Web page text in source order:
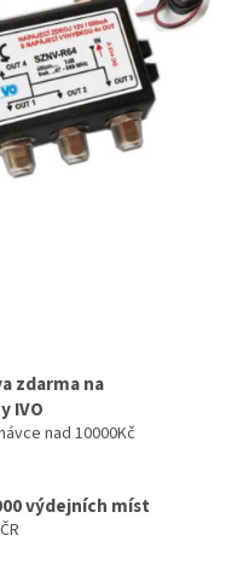
zdarma na
IVO
nad 10000Kč
výdejních míst